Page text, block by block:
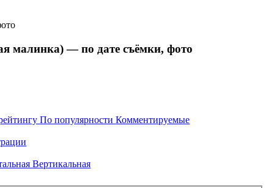
малинка) — по дате съёмки, фото
По популярностиКомментируемые
Вертикальная